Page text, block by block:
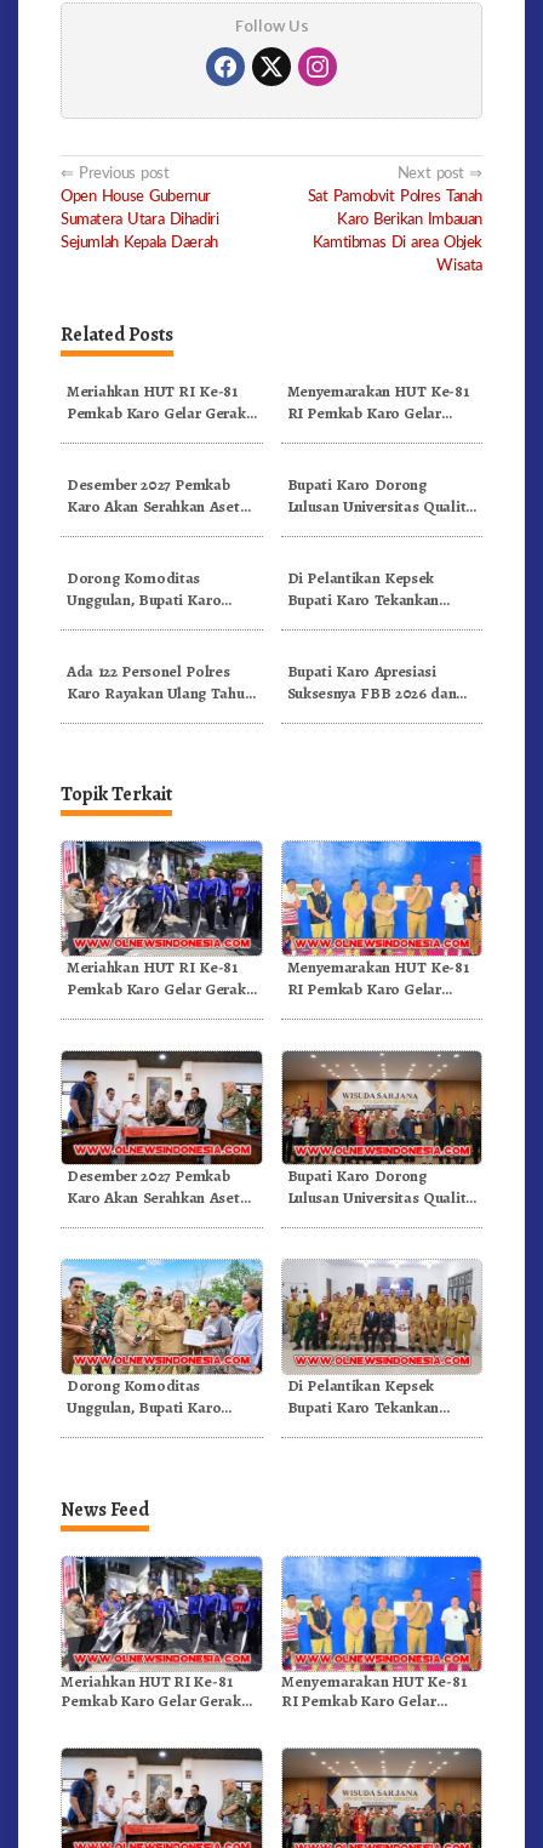
Follow Us
Post
navigation
Previous post
Open House Gubernur
Sumatera Utara Dihadiri
Sejumlah Kepala Daerah
Next post
Sat Pamobvit Polres Tanah
Karo Berikan Imbauan
Kamtibmas Di area Objek
Wisata
Related Posts
Meriahkan HUT RI Ke-81
Pemkab Karo Gelar Gerak
Menyemarakan HUT Ke-81
RI Pemkab Karo Gelar
Desember 2027 Pemkab
Karo Akan Serahkan Aset
Bupati Karo Dorong
Lulusan Universitas Quality
Dorong Komoditas
Unggulan, Bupati Karo
Di Pelantikan Kepsek
Bupati Karo Tekankan
Ada 122 Personel Polres
Karo Rayakan Ulang Tahun
Bupati Karo Apresiasi
Suksesnya FBB 2026 dan
Topik Terkait
Meriahkan HUT RI Ke-81
Pemkab Karo Gelar Gerak
Menyemarakan HUT Ke-81
RI Pemkab Karo Gelar
Desember 2027 Pemkab
Karo Akan Serahkan Aset
Bupati Karo Dorong
Lulusan Universitas Quality
Dorong Komoditas
Unggulan, Bupati Karo
Di Pelantikan Kepsek
Bupati Karo Tekankan
News Feed
Meriahkan HUT RI Ke-81
Pemkab Karo Gelar Gerak
Menyemarakan HUT Ke-81
RI Pemkab Karo Gelar